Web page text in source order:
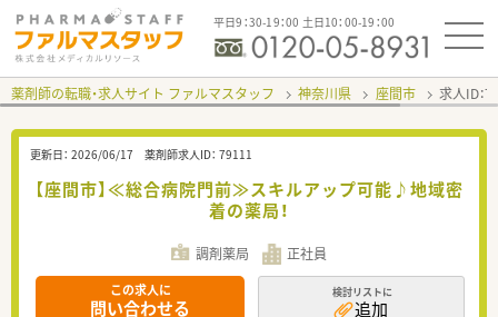
平日9：30-19：00 土日10：00-19：00
薬剤師の転職・求人サイト ファルマスタッフ 神奈川県 座間市 求人ID：
更新日： 2026/06/17 薬剤師求人ID： 79111
【座間市】≪総合病院門前≫スキルアップ可能♪地域密
着の薬局！
調剤薬局 正社員
この求人に
問い合わせる
検討リストに
追加